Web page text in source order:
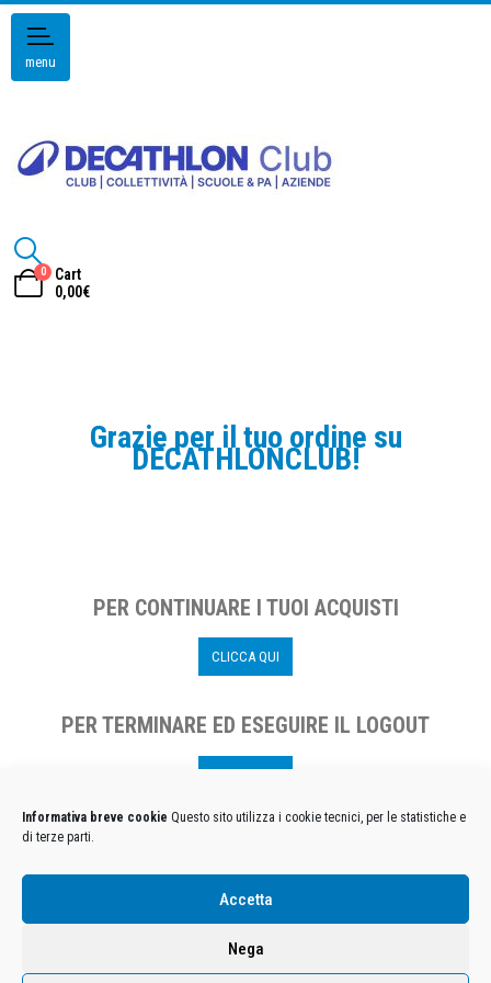
Informativa breve cookie Questo sito utilizza i cookie tecnici, per le statistiche e
di terze parti.
Accetta
Nega
menu
0
Cart
0,00€
Grazie per il tuo ordine su
DECATHLONCLUB!
PER CONTINUARE I TUOI ACQUISTI
CLICCA QUI
PER TERMINARE ED ESEGUIRE IL LOGOUT
CLICCA QUI
Condizioni Generali di Utilizzo-Cookies-Privacy
Euro 12.500.000 i.v. - C.F. e Iscr. Reg. Imp. Monza e Brianza 02137480964 - R.E.A. MB-1370021 -
P.IVA. 11005760159 - Direzione e coordinamento art. 2497 C.C. DECATHLON SA, Villeneuve